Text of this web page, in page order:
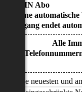
• KEIN Abo
• Keine
• Zugang endet
Alle
Alle
Alle neuesten und